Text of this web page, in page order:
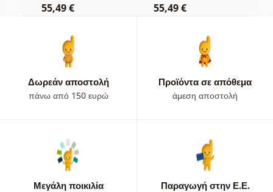
55,49 € 55,49 €
Δωρεάν αποστολή
πάνω από 150 ευρώ
Προϊόντα σε απόθεμα
άμεση αποστολή
Μεγάλη ποικιλία Παραγωγή στην Ε.Ε.